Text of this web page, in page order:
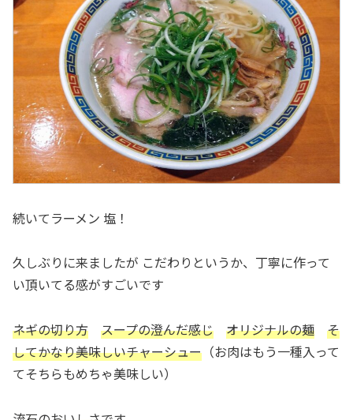
続いてラーメン 塩！
久しぶりに来ましたが こだわりというか、丁寧に作って
い頂いてる感がすごいです
ネギの切り方 スープの澄んだ感じ オリジナルの麺
そ
してかなり美味しいチャーシュー （お肉はもう一種入って
てそちらもめちゃ美味しい）